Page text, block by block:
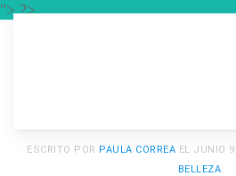
"> ?>
ESCRITO POR PAULA CORREA EL JUNIO
BELLEZA